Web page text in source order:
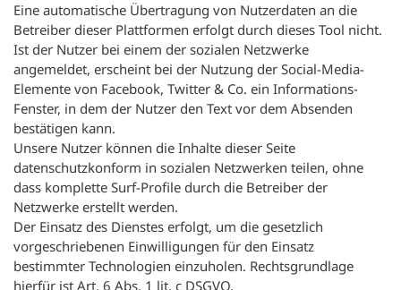
Eine automatische Übertragung von Nutzerdaten an die
Betreiber dieser Plattformen erfolgt durch dieses Tool nicht.
Ist der Nutzer bei einem der sozialen Netzwerke
angemeldet, erscheint bei der Nutzung der Social-Media-
Elemente von Facebook, Twitter & Co. ein Informations-
Fenster, in dem der Nutzer den Text vor dem Absenden
bestätigen kann.
Unsere Nutzer können die Inhalte dieser Seite
datenschutzkonform in sozialen Netzwerken teilen, ohne
dass komplette Surf-Profile durch die Betreiber der
Netzwerke erstellt werden.
Der Einsatz des Dienstes erfolgt, um die gesetzlich
vorgeschriebenen Einwilligungen für den Einsatz
bestimmter Technologien einzuholen. Rechtsgrundlage
hierfür ist Art. 6 Abs. 1 lit. c DSGVO.